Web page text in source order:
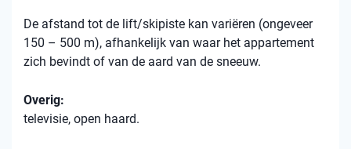
De afstand tot de lift/skipiste kan variëren (ongeveer
150 – 500 m), afhankelijk van waar het appartement
zich bevindt of van de aard van de sneeuw.
Overig:
televisie, open haard.